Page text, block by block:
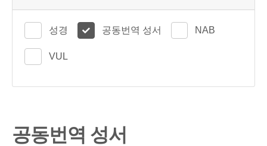
성경 공동번역 성서 NAB
VUL
공동번역 성서